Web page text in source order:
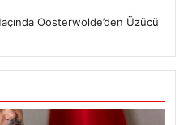
Oosterwolde’den Üzücü